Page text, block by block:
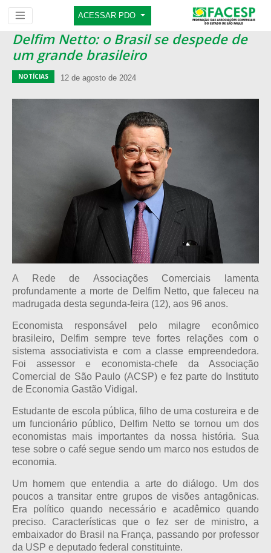
ACESSAR PDO
Delfim Netto: o Brasil se despede de
um grande brasileiro
NOTÍCIAS 12 de agosto de 2024
A Rede de Associações Comerciais lamenta
profundamente a morte de Delfim Netto, que faleceu na
madrugada desta segunda-feira (12), aos 96 anos.
Economista responsável pelo milagre econômico
brasileiro, Delfim sempre teve fortes relações com o
sistema associativista e com a classe empreendedora.
Foi assessor e economista-chefe da Associação
Comercial de São Paulo (ACSP) e fez parte do Instituto
de Economia Gastão Vidigal.
Estudante de escola pública, filho de uma costureira e de
um funcionário público, Delfim Netto se tornou um dos
economistas mais importantes da nossa história. Sua
tese sobre o café segue sendo um marco nos estudos de
economia.
Um homem que entendia a arte do diálogo. Um dos
poucos a transitar entre grupos de visões antagônicas.
Era político quando necessário e acadêmico quando
preciso. Características que o fez ser de ministro, a
embaixador do Brasil na França, passando por professor
da USP e deputado federal constituinte.